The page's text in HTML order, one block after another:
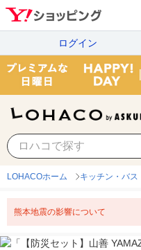
ログイン
LOHACOホーム キッチン・バス
熊本地震の影響について